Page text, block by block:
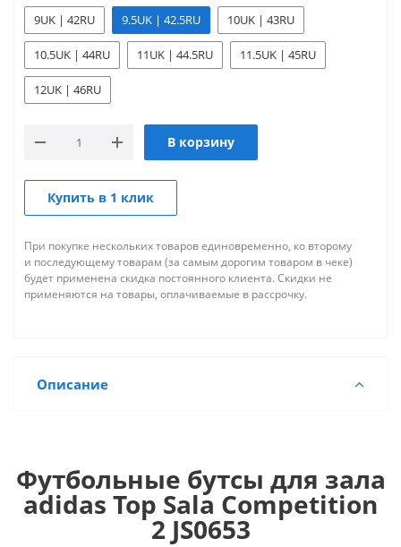
9UK | 42RU 9.5UK | 42.5RU 10UK | 43RU
10.5UK | 44RU 11UK | 44.5RU 11.5UK | 45RU
12UK | 46RU
В корзину
Купить в 1 клик
При покупке нескольких товаров единовременно, ко второму
и последующему товарам (за самым дорогим товаром в чеке)
будет применена скидка постоянного клиента. Скидки не
применяются на товары, оплачиваемые в рассрочку.
Описание
Футбольные бутсы для зала
adidas Top Sala Competition
2 JS0653